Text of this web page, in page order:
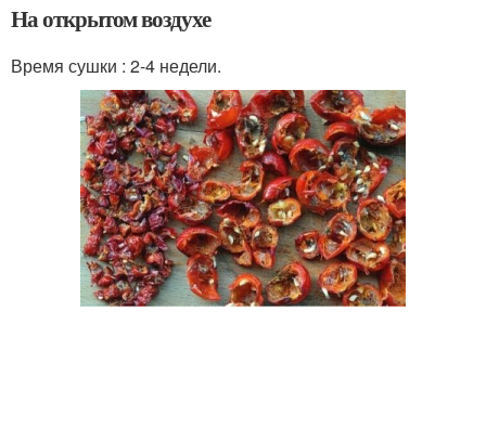
На открытом воздухе
Время сушки : 2-4 недели.